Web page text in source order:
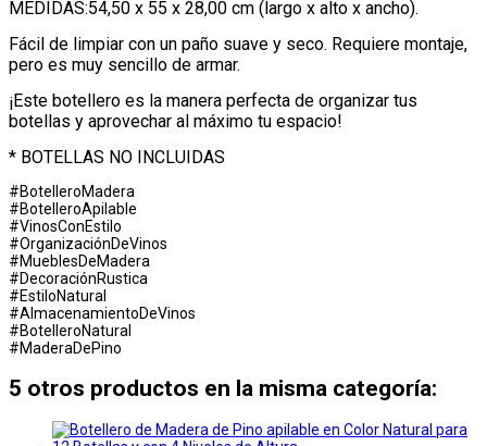
MEDIDAS:54,50 x 55 x 28,00 cm (largo x alto x ancho).
Fácil de limpiar con un paño suave y seco. Requiere montaje,
pero es muy sencillo de armar.
¡Este botellero es la manera perfecta de organizar tus
botellas y aprovechar al máximo tu espacio!
* BOTELLAS NO INCLUIDAS
#BotelleroMadera
#BotelleroApilable
#VinosConEstilo
#OrganizaciónDeVinos
#MueblesDeMadera
#DecoraciónRustica
#EstiloNatural
#AlmacenamientoDeVinos
#BotelleroNatural
#MaderaDePino
5 otros productos en la misma categoría: